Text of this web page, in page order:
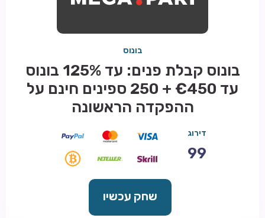
טיפים
בונוס
בונוס קבלת פנים: עד 125% בונוס
עד €450 + 250 ספינים חינם על
ההפקדה הראשונה
דירוג
99
שחק עכשיו